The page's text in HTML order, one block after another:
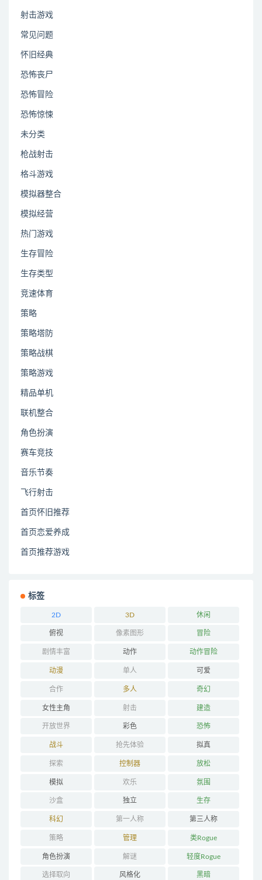
射击游戏
常见问题
怀旧经典
恐怖丧尸
恐怖冒险
恐怖惊悚
未分类
枪战射击
格斗游戏
模拟器整合
模拟经营
热门游戏
生存冒险
生存类型
竞速体育
策略
策略塔防
策略战棋
策略游戏
精品单机
联机整合
角色扮演
赛车竞技
音乐节奏
飞行射击
首页怀旧推荐
首页恋爱养成
首页推荐游戏
标签
2D 3D 休闲
俯视 像素图形 冒险
剧情丰富 动作 动作冒险
动漫 单人 可爱
合作 多人 奇幻
女性主角 射击 建造
开放世界 彩色 恐怖
战斗 抢先体验 拟真
探索 控制器 放松
模拟 欢乐 氛围
沙盒 独立 生存
科幻 第一人称 第三人称
策略 管理 类Rogue
角色扮演 解谜 轻度Rogue
选择取向 风格化 黑暗